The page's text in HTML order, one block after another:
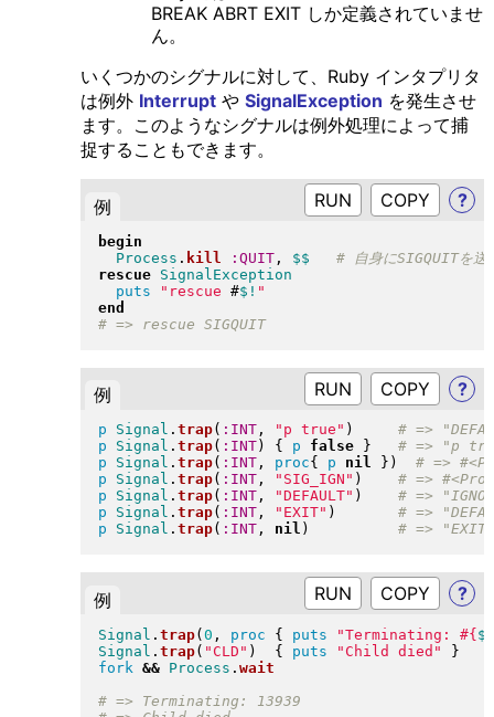
BREAK ABRT EXIT しか定義されていませ
ん。
いくつかのシグナルに対して、Ruby インタプリタ
は例外 Interruptや SignalException を発生させ
ます。このようなシグナルは例外処理によって捕
捉することもできます。
例 RUN ?
begin
Process . kill :QUIT, $$
rescue
SignalException
puts
" rescue #$! "
end
# => rescue SIGQUIT
例 RUN ?
p Signal . trap( :INT, " p true " )
p
Signal . trap( :INT) { p false
}
p
Signal . trap( :INT, proc{ p nil } )
p
Signal . trap( :INT, " SIG_IGN " )
p
Signal . trap( :INT, "DEFAULT" )
p
Signal . trap( :INT, " EXIT" )
p
Signal . trap( :INT, nil )
例 RUN ?
Signal . trap( 0 , proc { puts "Terminating: #{ $$
Signal . trap( "CLD " ) { puts "Child died "
}
fork && Process . wait